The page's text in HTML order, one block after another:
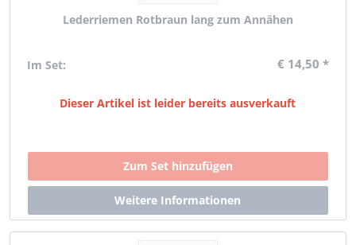
Lederriemen Rotbraun lang zum Annähen
Im Set: € 14,50 *
Dieser Artikel ist leider bereits ausverkauft